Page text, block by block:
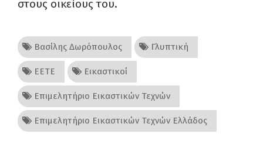
στους οικείους του.
Βασίλης Δωρόπουλος Γλυπτική
ΕΕΤΕ Εικαστικοί
Επιμελητήριο Εικαστικών Τεχνών
Επιμελητήριο Εικαστικών Τεχνών Ελλάδος